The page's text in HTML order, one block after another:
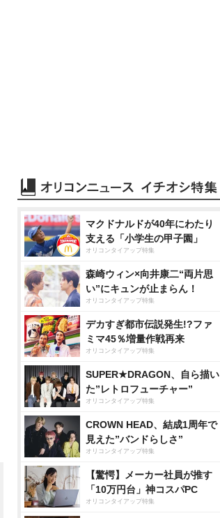
マクドナルドが40年にわたり
支える「小学生の甲子園」
オリコンタイアップ特集
森崎ウィン×向井康二“両片思
い”にキュンが止まらん！
オリコンタイアップ特集
デカすぎ都市伝説発生!?ファ
ミマ45％増量作戦再来
オリコンタイアップ特集
SUPER★DRAGON、自ら描い
た”レトロフューチャー”
オリコンタイアップ特集
CROWN HEAD、結成1周年で
見えた”バンドらしさ”
オリコンタイアップ特集
【驚愕】メーカー社員が推す
「10万円台」神コスパPC
オリコンタイアップ特集